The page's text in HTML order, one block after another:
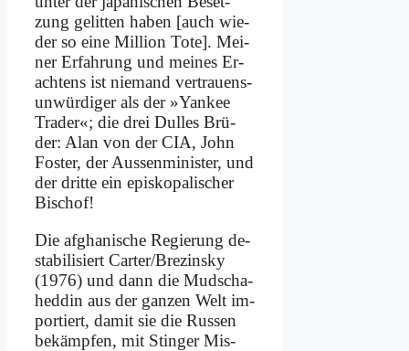
zung ge­lit­ten ha­ben [auch wie­
der so ei­ne Mil­li­on To­te]. Mei­
ner Er­fah­rung und mei­nes Er­
ach­tens ist nie­mand ver­trau­en­s­
un­wür­di­ger als der »Yan­kee
Trader«; die drei Dul­les Brü­
der: Alan von der CIA, John
Fo­ster, der Au­ssen­mi­ni­ster, und
der drit­te ein epi­skopa­li­scher
Bi­schof!
Die af­gha­ni­sche Re­gie­rung de­
sta­bi­li­siert Carter/Brezinsky
(1976) und dann die Mud­scha­
hed­din aus der gan­zen Welt im­
por­tiert, da­mit sie die Rus­sen
be­kämp­fen, mit Stin­ger Mis­